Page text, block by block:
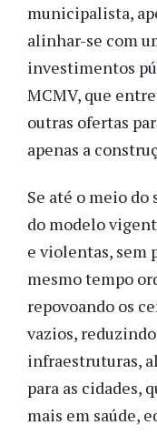
municipalista,
alinhar-se com
investimentos
MCMV, que
outras ofertas
apenas a
Se até o meio
do modelo
e violentas, sem
mesmo tempo
repovoando os
vazios,
infraestruturas,
para as cidades,
mais em saúde,